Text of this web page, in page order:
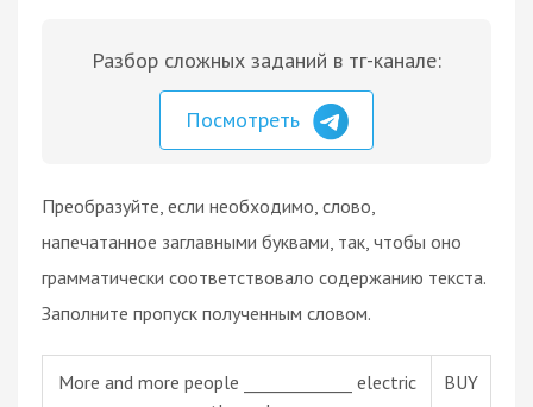
Разбор сложных заданий в тг-канале:
Посмотреть
Преобразуйте, если необходимо, слово,
напечатанное заглавными буквами, так, чтобы оно
грамматически соответствовало содержанию текста.
Заполните пропуск полученным словом.
More and more people _____________ electric
BUY